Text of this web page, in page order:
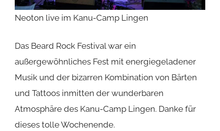
Neoton live im Kanu-Camp Lingen
Das Beard Rock Festival war ein
außergewöhnliches Fest mit energiegeladener
Musik und der bizarren Kombination von Bärten
und Tattoos inmitten der wunderbaren
Atmosphäre des Kanu-Camp Lingen. Danke für
dieses tolle Wochenende.